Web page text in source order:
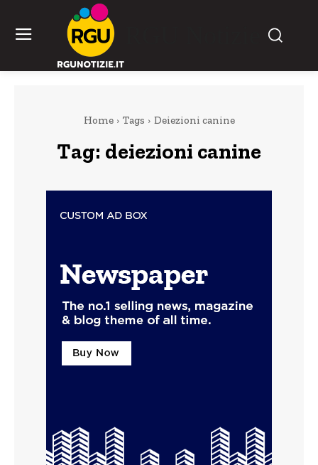
Home Tags Deiezioni canine
Tag: deiezioni canine